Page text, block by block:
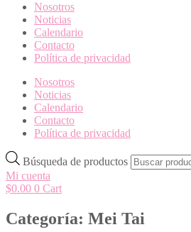
Nosotros
Noticias
Calendario
Contacto
Política de privacidad
Nosotros
Noticias
Calendario
Contacto
Política de privacidad
Búsqueda de productos
Mi cuenta
$0.00 0 Cart
Categoría: Mei Tai